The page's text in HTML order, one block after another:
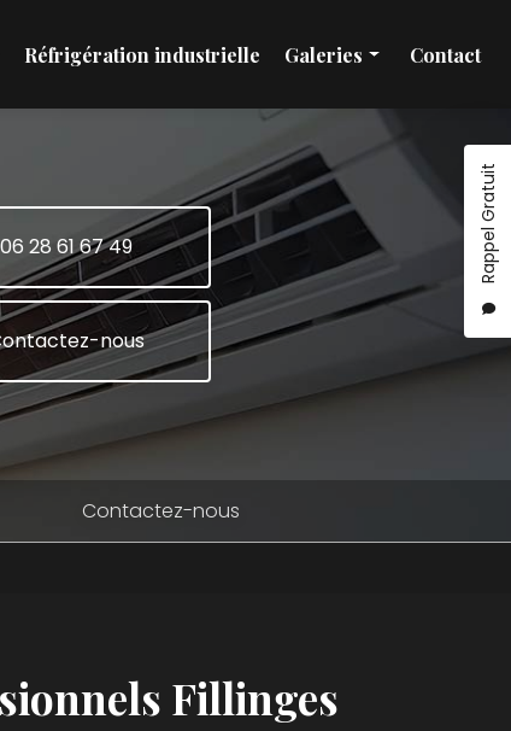
Rappel Gratuit
Réfrigération industrielle Galeries
Installation et maintenance climatisation
Pompe à chaleur
Réfrigération industrielle
Contact
06 28 61 67 49
nous
Contactez-nous
Fillinges